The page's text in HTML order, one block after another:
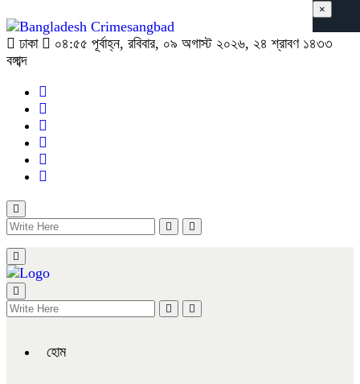
ঢাকা
০৪:৫৫ পূর্বাহ্ন, রবিবার, ০৯ অগাস্ট ২০২৬, ২৪ শ্রাবণ ১৪৩৩
বঙ্গাব্দ
হোম
×